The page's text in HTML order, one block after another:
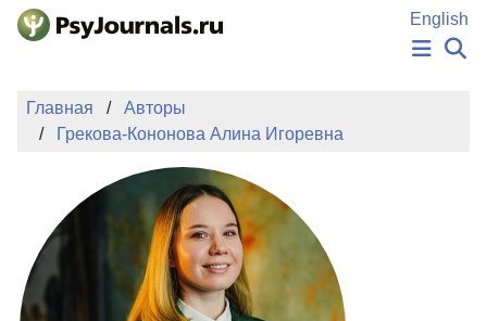
Перейти к основному содержанию
English
ИЗДАНИЯ
ПОДАТЬ РУКОПИСЬ
БАЗА ЗНАНИЙ
КЛЮЧЕВЫЕ СЛОВА
Регистрация
Главная
Авторы
Грекова-Кононова Алина Игоревна